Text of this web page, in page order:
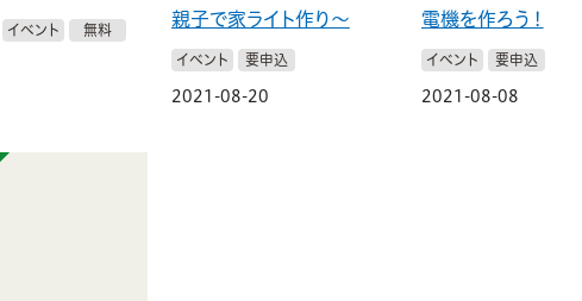
イベント 無料
親子で家ライト作り〜
イベント 要申込
2021-08-20
電機を作ろう！
イベント 要申込
2021-08-08